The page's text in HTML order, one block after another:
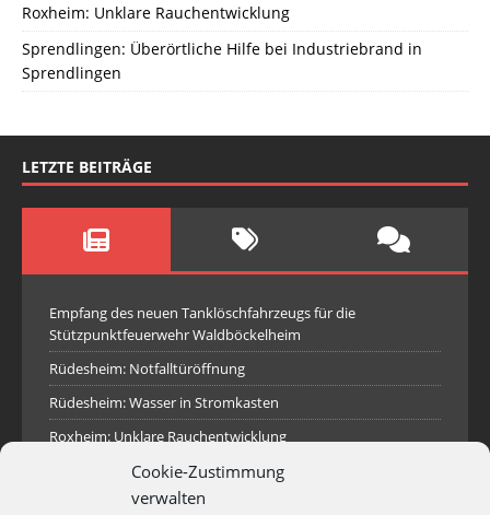
Cookie-Zustimmung
verwalten
Roxheim: Unklare Rauchentwicklung
Sprendlingen: Überörtliche Hilfe bei Industriebrand in
Sprendlingen
LETZTE BEITRÄGE
Empfang des neuen Tanklöschfahrzeugs für die
Stützpunktfeuerwehr Waldböckelheim
Rüdesheim: Notfalltüröffnung
Rüdesheim: Wasser in Stromkasten
Roxheim: Unklare Rauchentwicklung
Sprendlingen: Überörtliche Hilfe bei Industriebrand in
Sprendlingen